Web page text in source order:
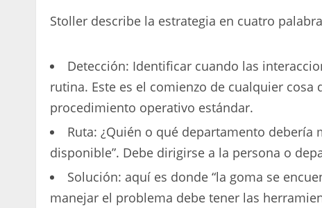
Stoller describe la estrategia en cuatro
Detección: Identificar cuando las
rutina. Este es el comienzo de cualquier
procedimiento operativo estándar.
Ruta: ¿Quién o qué departamento debería
disponible”. Debe dirigirse a la persona o
Solución: aquí es donde “la goma se
manejar el problema debe tener las